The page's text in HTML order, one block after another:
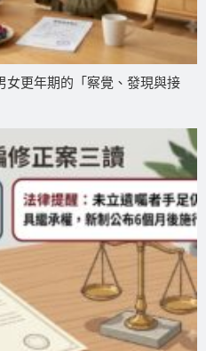
女更年期的「察覺、發現與接